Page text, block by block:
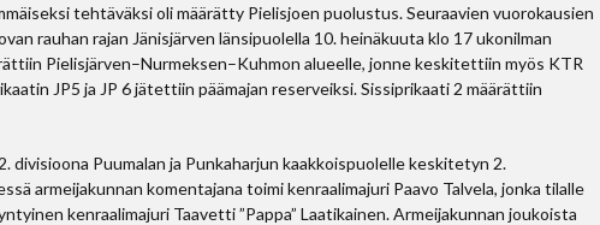
tehtäväksi oli määrätty Pielisjoen puolustus. Seuraavien vuorokausien
rauhan rajan Jänisjärven länsipuolella 10. heinäkuuta klo 17 ukonilman
Pielisjärven–Nurmeksen–Kuhmon alueelle, jonne keskitettiin myös KTR
JP5 ja JP 6 jätettiin päämajan reserveiksi. Sissiprikaati 2 määrättiin
Puumalan ja Punkaharjun kaakkoispuolelle keskitetyn 2.
armeijakunnan komentajana toimi kenraalimajuri Paavo Talvela, jonka tilalle
kenraalimajuri Taavetti ”Pappa” Laatikainen. Armeijakunnan joukoista